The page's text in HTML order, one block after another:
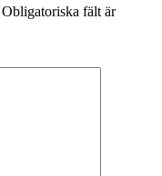
Obligatoriska fält är